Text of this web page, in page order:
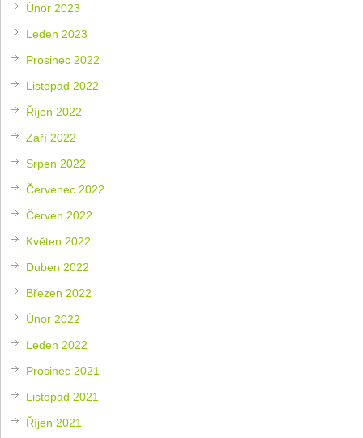
Únor 2023
Leden 2023
Prosinec 2022
Listopad 2022
Říjen 2022
Září 2022
Srpen 2022
Červenec 2022
Červen 2022
Květen 2022
Duben 2022
Březen 2022
Únor 2022
Leden 2022
Prosinec 2021
Listopad 2021
Říjen 2021